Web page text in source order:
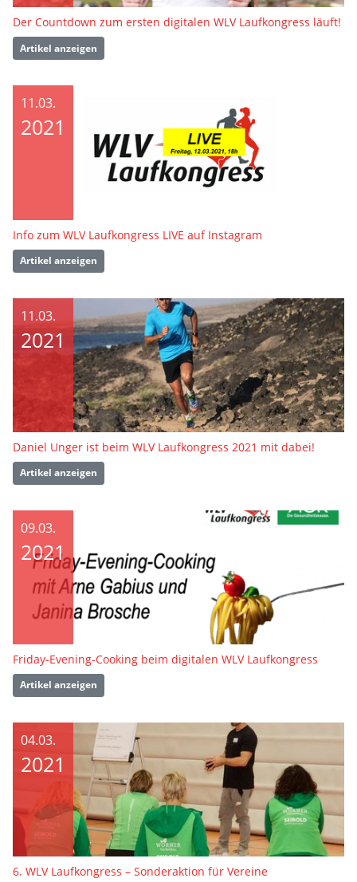
Der Countdown zum ersten digitalen WLV Laufkongress läuft!
Artikel anzeigen
11.03.
2021
Info zum WLV Laufkongress LIVE auf Instagram
Artikel anzeigen
11.03.
2021
Daniel Unger ist beim WLV Laufkongress 2021 mit dabei!
Artikel anzeigen
09.03.
2021
Friday-Evening-Cooking beim digitalen WLV Laufkongress
Artikel anzeigen
04.03.
2021
6. WLV Laufkongress – Sonderaktion für Vereine